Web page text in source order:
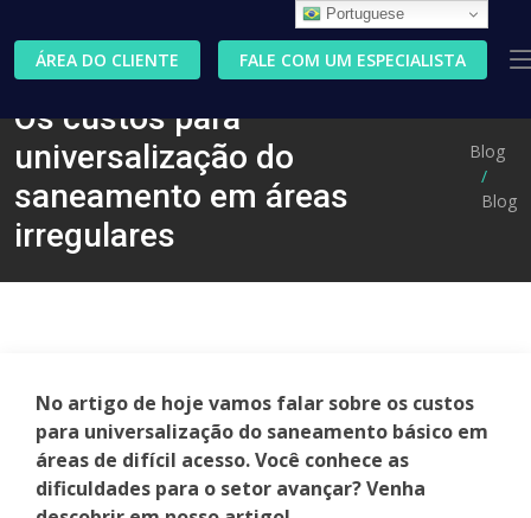
ÁREA DO CLIENTE FALE COM UM ESPECIALISTA
Os custos para
universalização do
saneamento em áreas
irregulares
Blog
Blog
No artigo de hoje vamos falar sobre os custos
para universalização do saneamento básico em
áreas de difícil acesso. Você conhece as
dificuldades para o setor avançar? Venha
Portuguese